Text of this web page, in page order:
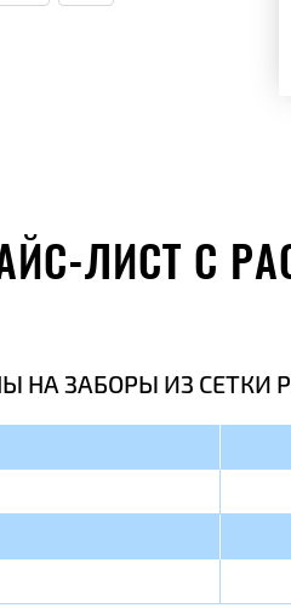
ЛИСТ С
НА ЗАБОРЫ ИЗ СЕТКИ